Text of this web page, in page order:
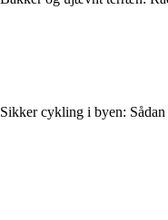
Sikker cykling i byen: